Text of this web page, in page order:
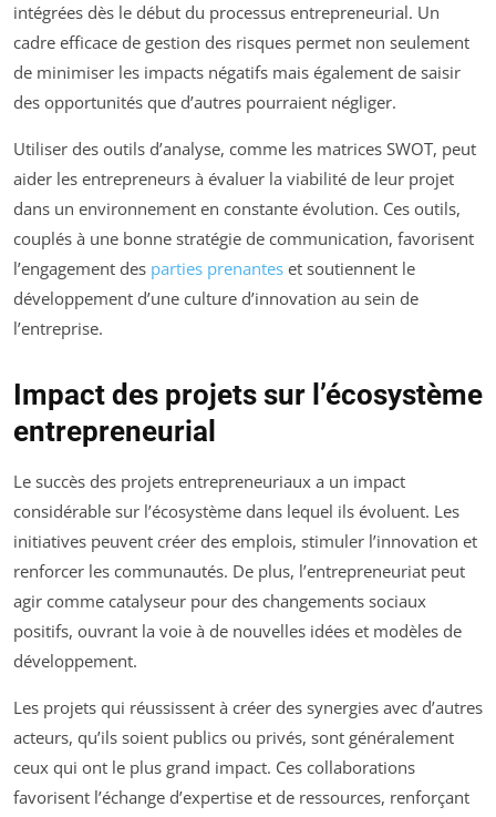
intégrées dès le début du processus entrepreneurial. Un
cadre efficace de gestion des risques permet non seulement
de minimiser les impacts négatifs mais également de saisir
des opportunités que d’autres pourraient négliger.
Utiliser des outils d’analyse, comme les matrices SWOT, peut
aider les entrepreneurs à évaluer la viabilité de leur projet
dans un environnement en constante évolution. Ces outils,
couplés à une bonne stratégie de communication, favorisent
l’engagement des parties prenantes et soutiennent le
développement d’une culture d’innovation au sein de
l’entreprise.
Impact des projets sur l’écosystème
entrepreneurial
Le succès des projets entrepreneuriaux a un impact
considérable sur l’écosystème dans lequel ils évoluent. Les
initiatives peuvent créer des emplois, stimuler l’innovation et
renforcer les communautés. De plus, l’entrepreneuriat peut
agir comme catalyseur pour des changements sociaux
positifs, ouvrant la voie à de nouvelles idées et modèles de
développement.
Les projets qui réussissent à créer des synergies avec d’autres
acteurs, qu’ils soient publics ou privés, sont généralement
ceux qui ont le plus grand impact. Ces collaborations
favorisent l’échange d’expertise et de ressources, renforçant